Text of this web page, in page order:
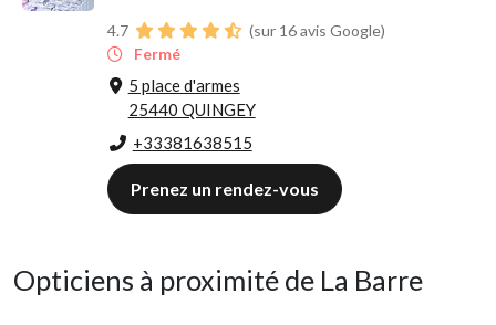
4.7
(sur 16 avis Google)
Fermé
5 place d'armes
25440 QUINGEY
+33381638515
Prenez un rendez-vous
Opticiens à proximité de La Barre